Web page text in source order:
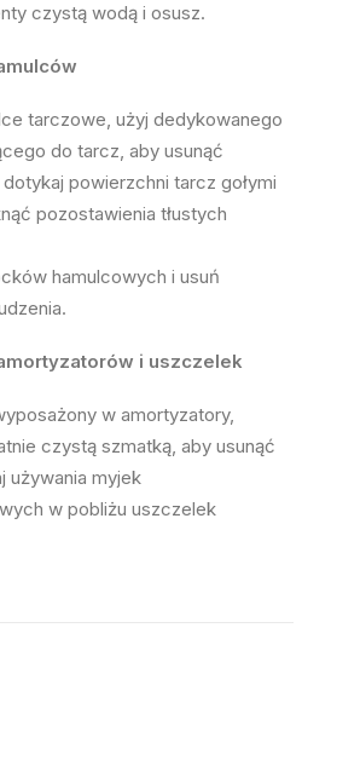
czystą wodą i osusz.
tarczowe, użyj dedykowanego
do tarcz, aby usunąć
powierzchni tarcz gołymi
pozostawienia tłustych
hamulcowych i usuń
i uszczelek
w amortyzatory,
czystą szmatką, aby usunąć
używania myjek
w pobliżu uszczelek